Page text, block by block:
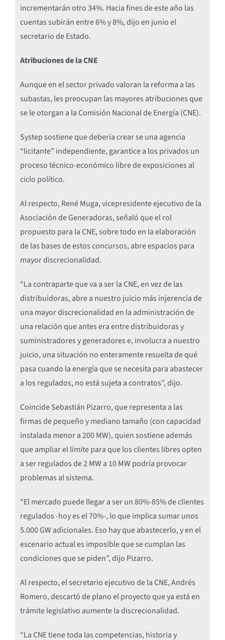
incrementarán otro 34%. Hacia fines de este año las
cuentas subirán entre 6% y 8%, dijo en junio el
secretario de Estado.
Atribuciones de la CNE
Aunque en el sector privado valoran la reforma a las
subastas, les preocupan las mayores atribuciones que
se le otorgan a la Comisión Nacional de Energía (CNE).
Systep sostiene que debería crear se una agencia
“licitante” independiente, garantice a los privados un
proceso técnico-económico libre de exposiciones al
ciclo político.
Al respecto, René Muga, vicepresidente ejecutivo de la
Asociación de Generadoras, señaló que el rol
propuesto para la CNE, sobre todo en la elaboración
de las bases de estos concursos, abre espacios para
mayor discrecionalidad.
“La contraparte que va a ser la CNE, en vez de las
distribuidoras, abre a nuestro juicio más injerencia de
una mayor discrecionalidad en la administración de
una relación que antes era entre distribuidoras y
suministradores y generadores e, involucra a nuestro
juicio, una situación no enteramente resuelta de qué
pasa cuando la energía que se necesita para abastecer
a los regulados, no está sujeta a contratos”, dijo.
Coincide Sebastián Pizarro, que representa a las
firmas de pequeño y mediano tamaño (con capacidad
instalada menor a 200 MW), quien sostiene además
que ampliar el límite para que los clientes libres opten
a ser regulados de 2 MW a 10 MW podría provocar
problemas al sistema.
“El mercado puede llegar a ser un 80%-85% de clientes
regulados -hoy es el 70%-, lo que implica sumar unos
5.000 GW adicionales. Eso hay que abastecerlo, y en el
escenario actual es imposible que se cumplan las
condiciones que se piden”, dijo Pizarro.
Al respecto, el secretario ejecutivo de la CNE, Andrés
Romero, descartó de plano el proyecto que ya está en
trámite legislativo aumente la discrecionalidad.
“La CNE tiene toda las competencias, historia y